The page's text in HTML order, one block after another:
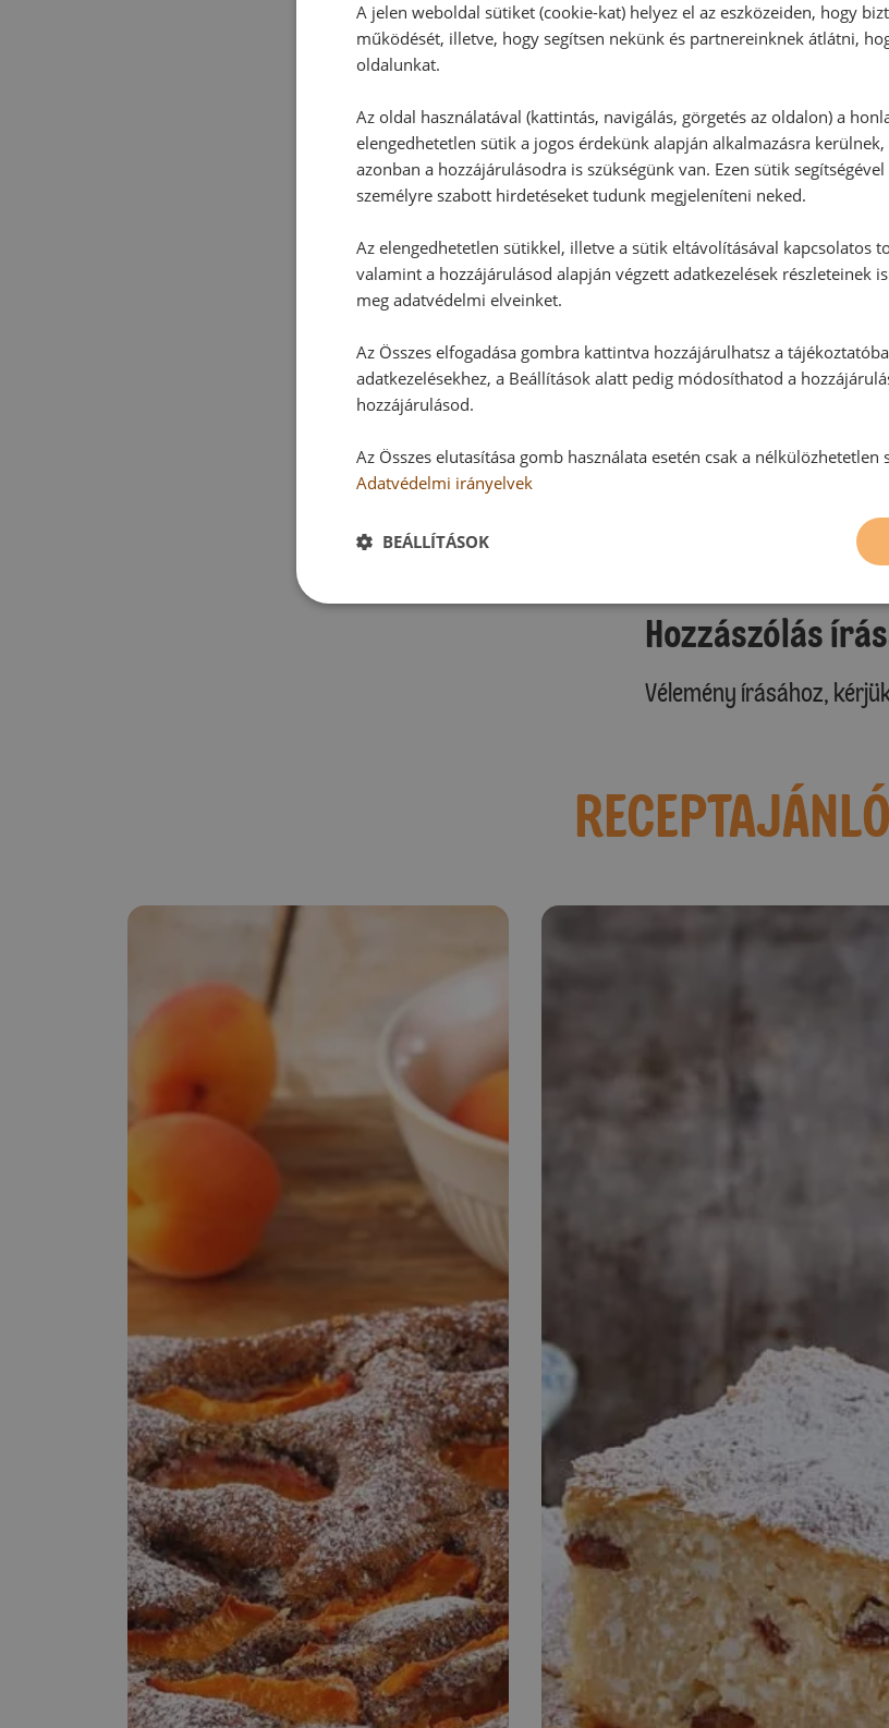
Hozzászólások
Ehhez a recepthez még
Hozzászólás
Vélemény írásához,
RECEPTAJÁNLÓ
A jelen weboldal sütiket (cookie-kat) helyez el az eszközeiden, hogy
működését, illetve, hogy segítsen nekünk és partnereinknek átlátni,
oldalunkat.
Az oldal használatával (kattintás, navigálás, görgetés az oldalon) a
elengedhetetlen sütik a jogos érdekünk alapján alkalmazásra
azonban a hozzájárulásodra is szükségünk van. Ezen sütik
személyre szabott hirdetéseket tudunk megjeleníteni neked.
Az elengedhetetlen sütikkel, illetve a sütik eltávolításával kapcsolatos
valamint a hozzájárulásod alapján végzett adatkezelések részleteinek
meg adatvédelmi elveinket.
Az Összes elfogadása gombra kattintva hozzájárulhatsz a
adatkezelésekhez, a Beállítások alatt pedig módosíthatod a
hozzájárulásod.
Az Összes elutasítása gomb használata esetén csak a
Adatvédelmi irányelvek
BEÁLLÍTÁSOK